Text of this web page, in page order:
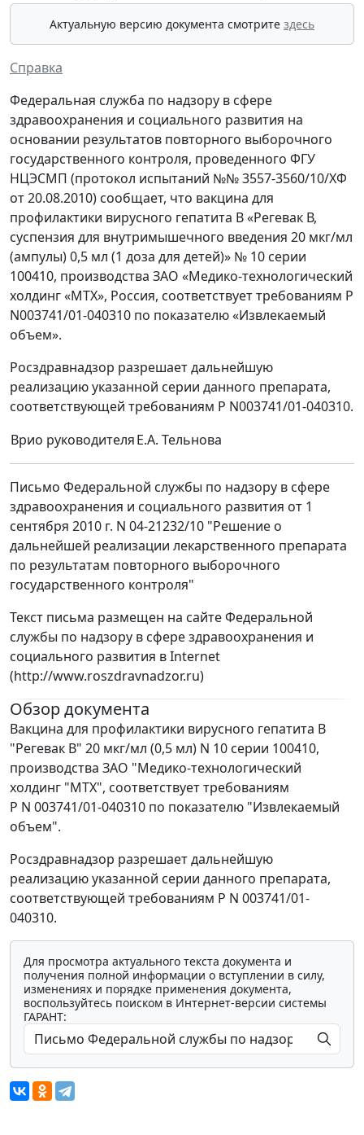
Актуальную версию документа смотрите здесь
Справка
Федеральная служба по надзору в сфере
здравоохранения и социального развития на
основании результатов повторного выборочного
государственного контроля, проведенного ФГУ
НЦЭСМП (протокол испытаний №№ 3557-3560/10/ХФ
от 20.08.2010) сообщает, что вакцина для
профилактики вирусного гепатита В «Регевак В,
суспензия для внутримышечного введения 20 мкг/мл
(ампулы) 0,5 мл (1 доза для детей)» № 10 серии
100410, производства ЗАО «Медико-технологический
холдинг «МТХ», Россия, соответствует требованиям Р
N003741/01-040310 по показателю «Извлекаемый
объем».
Росздравнадзор разрешает дальнейшую
реализацию указанной серии данного препарата,
соответствующей требованиям Р N003741/01-040310.
Врио руководителяЕ.А. Тельнова
Письмо Федеральной службы по надзору в сфере
здравоохранения и социального развития от 1
сентября 2010 г. N 04-21232/10 "Решение о
дальнейшей реализации лекарственного препарата
по результатам повторного выборочного
государственного контроля"
Текст письма размещен на сайте Федеральной
службы по надзору в сфере здравоохранения и
социального развития в Internet
(http://www.roszdravnadzor.ru)
Обзор документа
Вакцина для профилактики вирусного гепатита В
"Регевак В" 20 мкг/мл (0,5 мл) N 10 серии 100410,
производства ЗАО "Медико-технологический
холдинг "МТХ", соответствует требованиям
Р N 003741/01-040310 по показателю "Извлекаемый
объем".
Росздравнадзор разрешает дальнейшую
реализацию указанной серии данного препарата,
соответствующей требованиям Р N 003741/01-
040310.
Для просмотра актуального текста документа и
получения полной информации о вступлении в силу,
изменениях и порядке применения документа,
воспользуйтесь поиском в Интернет-версии системы
ГАРАНТ: